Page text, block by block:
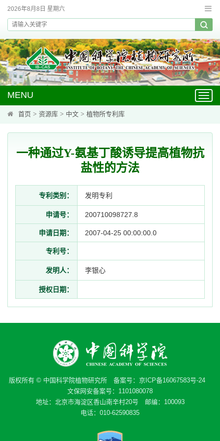
2026年8月8日 星期六
MENU
首页 > 资源库 > 中文 > 植物所专利库
一种通过Y-氨基丁酸诱导提高植物抗
盐性的方法
专利类别： 发明专利
申请号： 200710098727.8
申请日期： 2007-04-25 00:00:00.0
专利号：
发明人： 李银心
授权日期：
版权所有 © 中国科学院植物研究所 备案号： 京ICP备16067583号-24
文保网安备案号：1101080078
地址：北京市海淀区香山南辛村20号 邮编：100093
电话：010-62590835